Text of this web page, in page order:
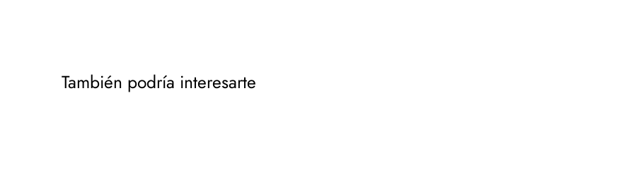
También podría interesarte